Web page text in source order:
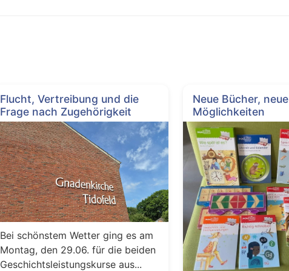
Flucht, Vertreibung und die
Frage nach Zugehörigkeit
Bei schönstem Wetter ging es am
Montag, den 29.06. für die beiden
Geschichtsleistungskurse aus...
Neue Bücher, neue
Möglichkeiten